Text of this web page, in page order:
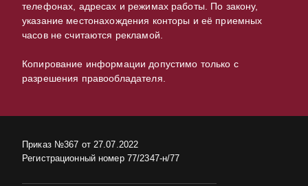
телефонах, адресах и режимах работы. По закону,
указание местонахождения конторы и её приемных
часов не считаются рекламой.
Копирование информации допустимо только с
разрешения правообладателя.
Приказ №367 от 27.07.2022
Регистрационный номер 77/2347-н/77